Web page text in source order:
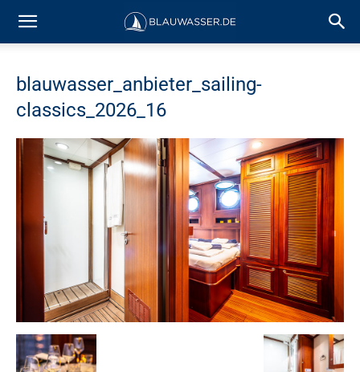
blauwasser_anbieter_sailing-
classics_2026_16